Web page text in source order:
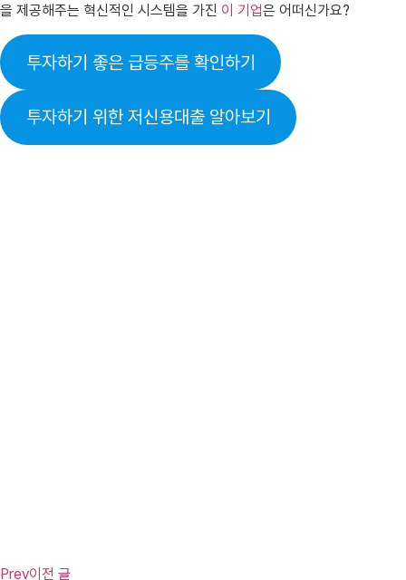
을 제공해주는 혁신적인 시스템을 가진 이 기업은 어떠신가요?
투자하기 좋은 급등주를 확인하기
투자하기 위한 저신용대출 알아보기
Prev이전 글